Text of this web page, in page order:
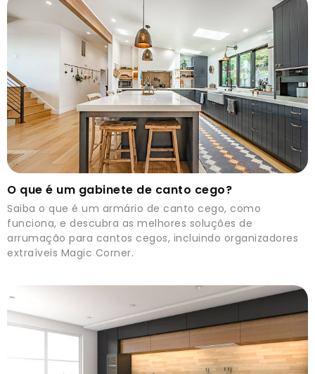
O que é um gabinete de canto cego?
Saiba o que é um armário de canto cego, como
funciona, e descubra as melhores soluções de
arrumação para cantos cegos, incluindo organizadores
extraíveis Magic Corner.